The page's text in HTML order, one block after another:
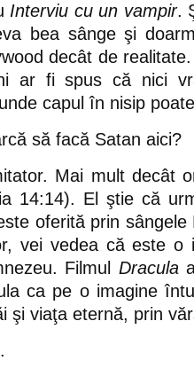
Interviu cu un vampir.
bea sânge şi
decât de
ar fi spus că nici
capul în nisip
să facă Satan aici?
Mai mult decât
14:14). El ştie că
oferită prin sângele
vei vedea că este o
Filmul Dracula
ca pe o imagine
şi viaţa eternă, prin